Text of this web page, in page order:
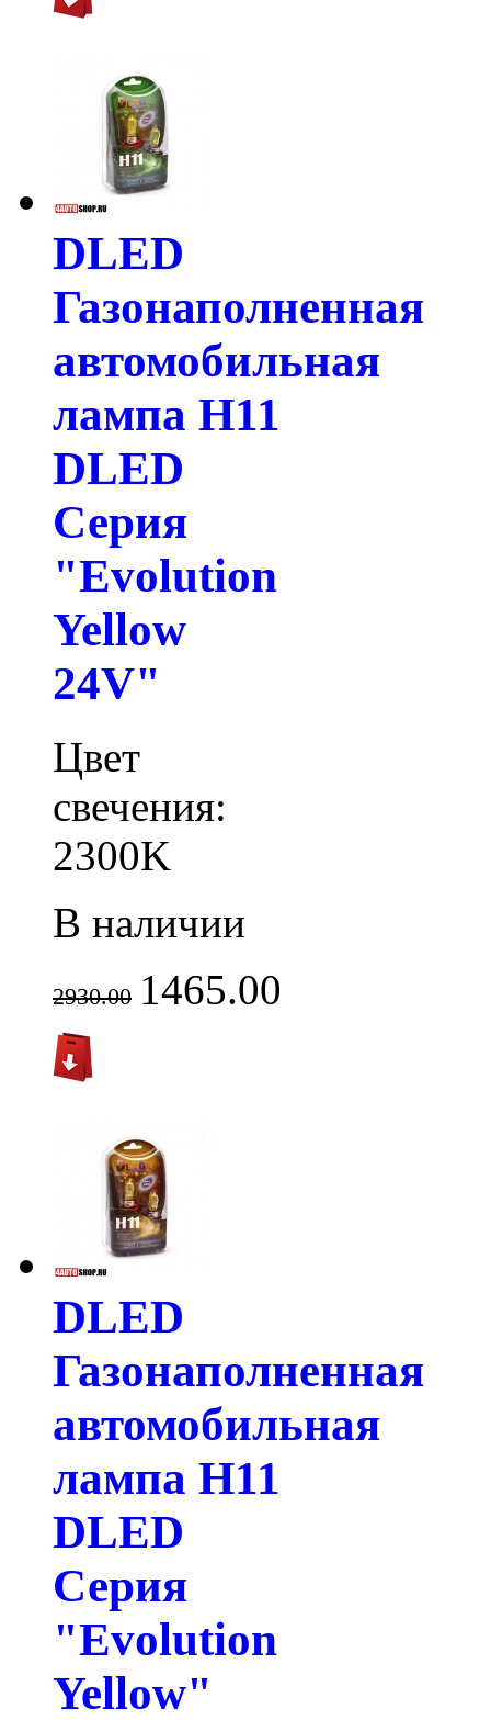
DLED
Газонаполненная
автомобильная
лампа H11
DLED
Серия
"Evolution
Yellow
24V"
Цвет
свечения:
2300K
В наличии
2930.00 1465.00
DLED
Газонаполненная
автомобильная
лампа H11
DLED
Серия
"Evolution
Yellow"